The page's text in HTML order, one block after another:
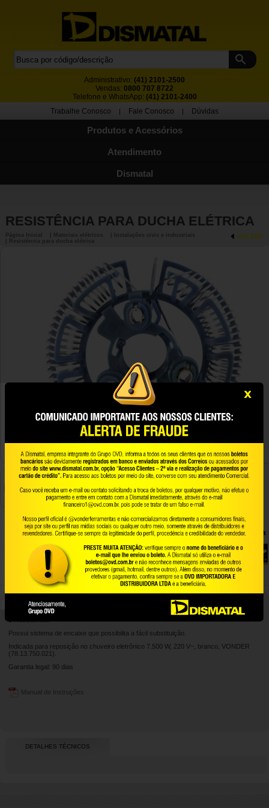
Administrativo: (41) 2101-2500
Vendas: 0800 707 8722
Telefone e WhatsApp: (41) 2101-2400
Trabalhe Conosco
| Fale Conosco | Dúvidas
Produtos e Acessórios
Atendimento
Dismatal
RESISTÊNCIA PARA DUCHA ELÉTRICA
VOLTAR
Página Inicial | Materiais elétricos
| Instalações civis e industriais
| Resistência para ducha elétrica
Resistência para chuveiro
eletrônico 7.500 W, 220 V~, branco,
VONDER
78.25.750.021
Conteúdo da Embalagem:
Possui sistema de encaixe que possibilita a fácil substituição.
Indicada para reposição no chuveiro eletrônico 7.500 W, 220 V~, branco, VONDER
(78.13.750.021).
Garantia legal: 90 dias
Manual de Instruções
DETALHES TÉCNICOS